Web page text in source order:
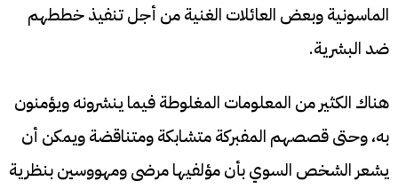
الماسونية وبعض العائلات الغنية من أجل تنفيذ خططهم
ضد البشرية.
هناك الكثير من المعلومات المغلوطة فيما ينشرونه ويؤمنون
به، وحتى قصصهم المفبركة متشابكة ومتناقضة ويمكن أن
يشعر الشخص السوي بأن مؤلفيها مرضى ومهووسين بنظرية